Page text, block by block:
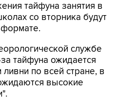
тайфуна занятия в
со вторника будут
службе
тайфуна ожидается
по всей стране, в
высокие